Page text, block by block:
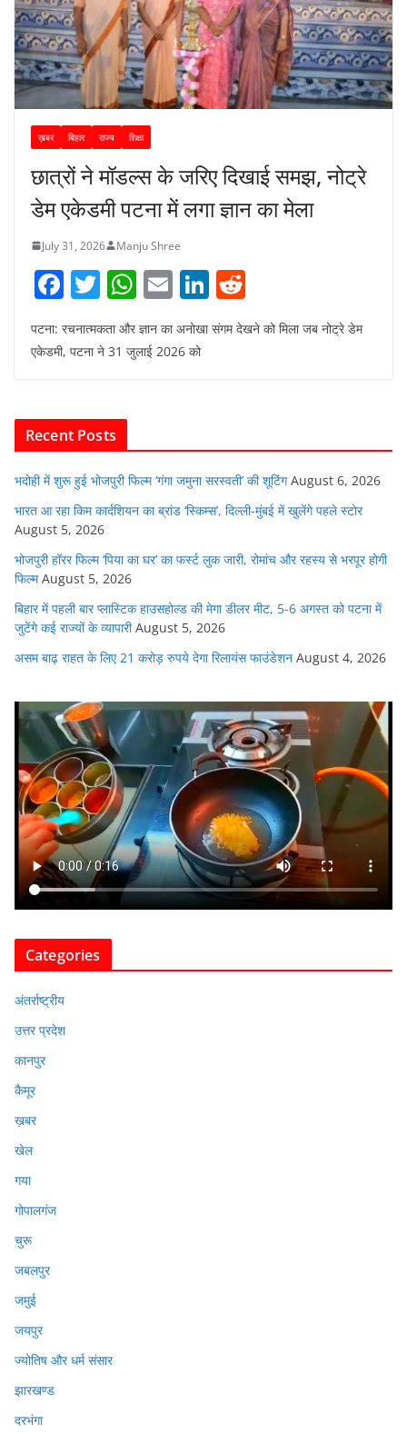
ख़बर बिहार राज्य शिक्षा
छात्रों ने मॉडल्स के जरिए दिखाई समझ, नोट्रे
डेम एकेडमी पटना में लगा ज्ञान का मेला
July 31, 2026 Manju Shree
F
c
o
o
k
T
itt
W
at
p
E
m
ai
Li
n
k
e
d
पटना: रचनात्मकता और ज्ञान का अनोखा संगम देखने को मिला जब नोट्रे डेम
एकेडमी, पटना ने 31 जुलाई 2026 को
Recent Posts
भदोही में शुरू हुई भोजपुरी फिल्म ‘गंगा जमुना सरस्वती’ की शूटिंग August 6, 2026
भारत आ रहा किम कार्दशियन का ब्रांड ‘स्किम्स’, दिल्ली-मुंबई में खुलेंगे पहले स्टोर
August 5, 2026
भोजपुरी हॉरर फिल्म ‘पिया का घर’ का फर्स्ट लुक जारी, रोमांच और रहस्य से भरपूर होगी
फिल्म August 5, 2026
बिहार में पहली बार प्लास्टिक हाउसहोल्ड की मेगा डीलर मीट, 5-6 अगस्त को पटना में
जुटेंगे कई राज्यों के व्यापारी August 5, 2026
असम बाढ़ राहत के लिए 21 करोड़ रुपये देगा रिलायंस फाउंडेशन August 4, 2026
Categories
अंतर्राष्ट्रीय
उत्तर प्रदेश
कानपुर
कैमूर
ख़बर
खेल
गया
गोपालगंज
चुरू
जबलपुर
जमुई
जयपुर
ज्योतिष और धर्म संसार
झारखण्ड
दरभंगा